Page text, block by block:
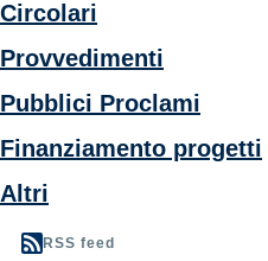
Circolari
Provvedimenti
Pubblici Proclami
Finanziamento progetti
Altri
RSS feed